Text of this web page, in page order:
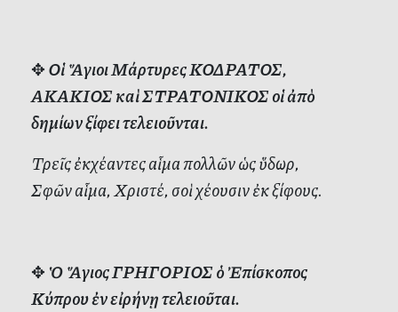
✥Οἱ Ἅγιοι Μάρτυρες ΚΟΔΡΑΤΟΣ,
ΑΚΑΚΙΟΣ καὶ ΣΤΡΑΤΟΝΙΚΟΣ οἱ ἀπὸ
δημίων ξίφει τελειοῦνται.
Τρεῖς ἐκχέαντες αἷμα πολλῶν ὡς ὕδωρ,
Σφῶν αἷμα, Χριστέ, σοὶ χέουσιν ἐκ ξίφους.
✥ Ὁ Ἅγιος ΓΡΗΓΟΡΙΟΣ ὁ Ἐπίσκοπος
Κύπρου ἐν εἰρήνῃ τελειοῦται.